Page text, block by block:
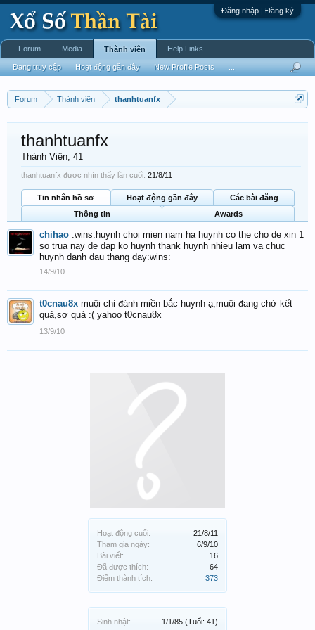
Đăng nhập | Đăng ký
Forum Thành viên thanhtuanfx
Hoạt động cuối:
21/8/11
Tham gia ngày:
6/9/10
Bài viết:
16
Đã được thích:
64
Điểm thành tích:
373
Sinh nhật: 1/1/85 (Tuổi: 41)
thanhtuanfx
Thành Viên, 41
thanhtuanfx được nhìn thấy lần cuối: 21/8/11
Tin nhắn hồ sơ Hoạt động gần đây
Các bài đăng
Thông tin
Awards
chihao :wins:huynh choi mien nam ha huynh co the cho de xin 1
so trua nay de dap ko huynh thank huynh nhieu lam va chuc
huynh danh dau thang day:wins:
14/9/10
t0cnau8x muội chỉ đánh miền bắc huynh ạ,muội đang chờ kết
quả,sợ quá :( yahoo t0cnau8x
13/9/10
Forum Media Thành viên
Đang truy cập Hoạt động gần đây New Profile Posts
Help Links